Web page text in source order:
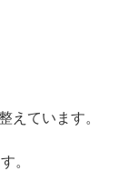
えています。
。